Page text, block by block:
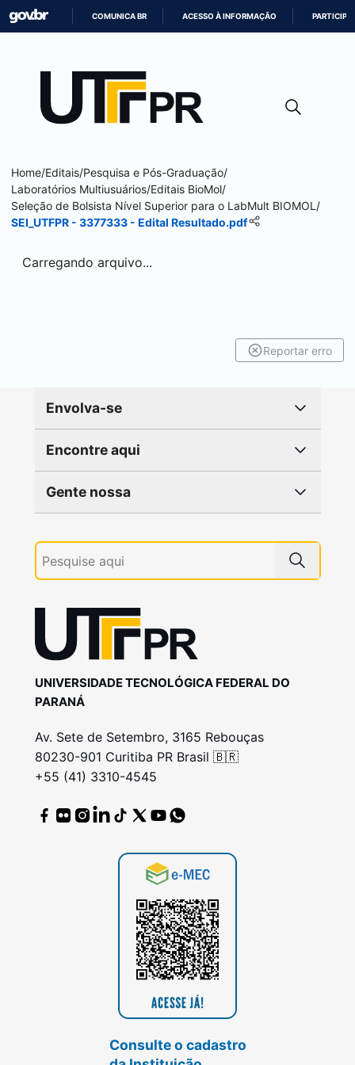
CONTEÚDO
COMUNICA BR ACESSO À INFORMAÇÃO PARTICIPE
Home/Editais/Pesquisa e Pós-Graduação/
Laboratórios Multiusuários/Editais BioMol/
Seleção de Bolsista Nível Superior para o LabMult BIOMOL /
SEI_UTFPR - 3377333 - Edital Resultado.pdf
Carregando arquivo...
Reportar erro
Envolva-se
Encontre aqui
Gente nossa
UNIVERSIDADE TECNOLÓGICA FEDERAL DO
PARANÁ
Av. Sete de Setembro, 3165 Rebouças
80230-901 Curitiba PR Brasil 🇧🇷
+55 (41) 3310-4545
Consulte o cadastro